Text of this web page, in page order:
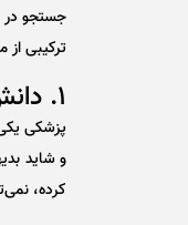
جستجو در
ترکیبی
۱. دانش و تخصص به‌روز و منطبق با استانداردهای جهانی
پزشکی
و شاید
کرده،